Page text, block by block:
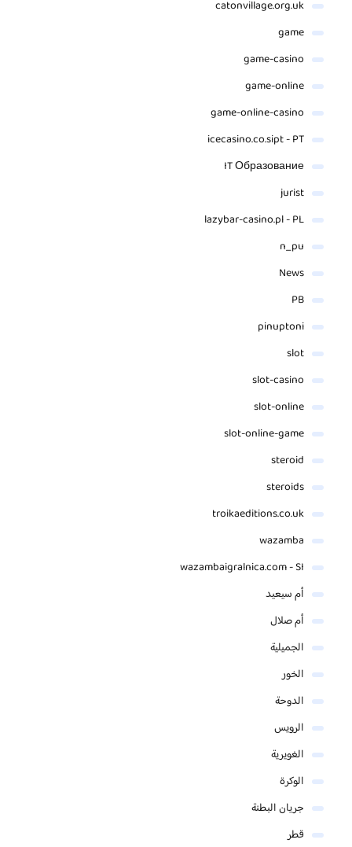
catonvillage.org.uk
game
game-casino
game-online
game-online-casino
icecasino.co.sipt - PT
IT Образование
jurist
lazybar-casino.pl - PL
n_pu
News
PB
pinuptoni
slot
slot-casino
slot-online
slot-online-game
steroid
steroids
troikaeditions.co.uk
wazamba
wazambaigralnica.com - SI
أم سيعيد
أم صلال
الجميلية
الخور
الدوحة
الرويس
الغويرية
الوكرة
جريان البطنة
قطر